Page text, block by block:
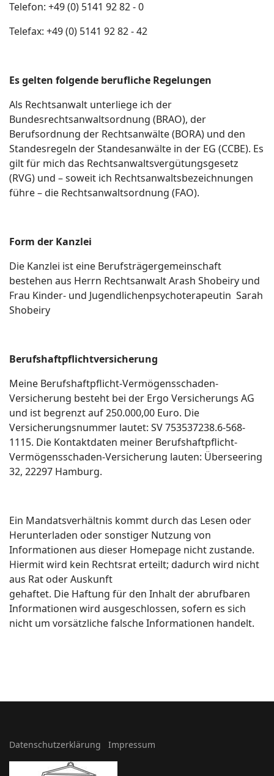
Telefon: +49 (0) 5141 92 82 - 0
Telefax: +49 (0) 5141 92 82 - 42
Es gelten folgende berufliche Regelungen
Als Rechtsanwalt unterliege ich der
Bundesrechtsanwaltsordnung (BRAO), der
Berufsordnung der Rechtsanwälte (BORA) und den
Standesregeln der Standesanwälte in der EG (CCBE). Es
gilt für mich das Rechtsanwaltsvergütungsgesetz
(RVG) und – soweit ich Rechtsanwaltsbezeichnungen
führe – die Rechtsanwaltsordnung (FAO).
Form der Kanzlei
Die Kanzlei ist eine Berufsträgergemeinschaft
bestehen aus Herrn Rechtsanwalt Arash Shobeiry und
Frau Kinder- und Jugendlichenpsychoterapeutin Sarah
Shobeiry
Berufshaftpflichtversicherung
Meine Berufshaftpflicht-Vermögensschaden-
Versicherung besteht bei der Ergo Versicherungs AG
und ist begrenzt auf 250.000,00 Euro. Die
Versicherungsnummer lautet: SV 753537238.6-568-
1115. Die Kontaktdaten meiner Berufshaftpflicht-
Vermögensschaden-Versicherung lauten: Überseering
32, 22297 Hamburg.
Ein Mandatsverhältnis kommt durch das Lesen oder
Herunterladen oder sonstiger Nutzung von
Informationen aus dieser Homepage nicht zustande.
Hiermit wird kein Rechtsrat erteilt; dadurch wird nicht
aus Rat oder Auskunft
gehaftet. Die Haftung für den Inhalt der abrufbaren
Informationen wird ausgeschlossen, sofern es sich
nicht um vorsätzliche falsche Informationen handelt.
Datenschutzerklärung Impressum